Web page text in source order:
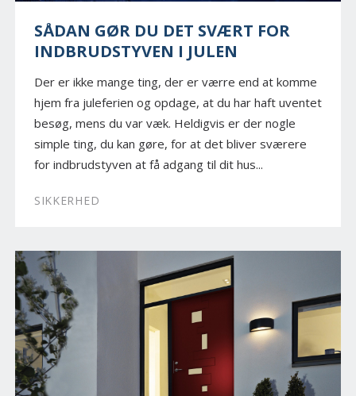
SÅDAN GØR DU DET SVÆRT FOR
INDBRUDSTYVEN I JULEN
Der er ikke mange ting, der er værre end at komme
hjem fra juleferien og opdage, at du har haft uventet
besøg, mens du var væk. Heldigvis er der nogle
simple ting, du kan gøre, for at det bliver sværere
for indbrudstyven at få adgang til dit hus...
SIKKERHED